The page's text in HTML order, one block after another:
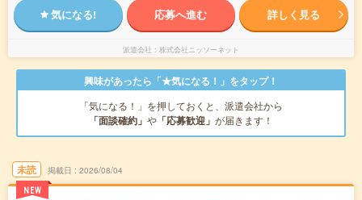
気になる! 応募へ進む 詳しく見る
派遣会社 株式会社ニッソーネット
興味があったら「★気になる！」をタップ！
「気になる！」を押しておくと、派遣会社から
「面談確約」 や 「応募歓迎」 が届きます！
未読
NEW
掲載日 2026/08/04